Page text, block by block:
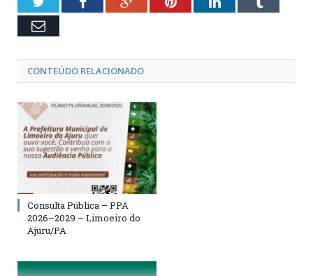
Email
CONTEÚDO RELACIONADO
Consulta Pública – PPA
2026–2029 – Limoeiro do
Ajuru/PA